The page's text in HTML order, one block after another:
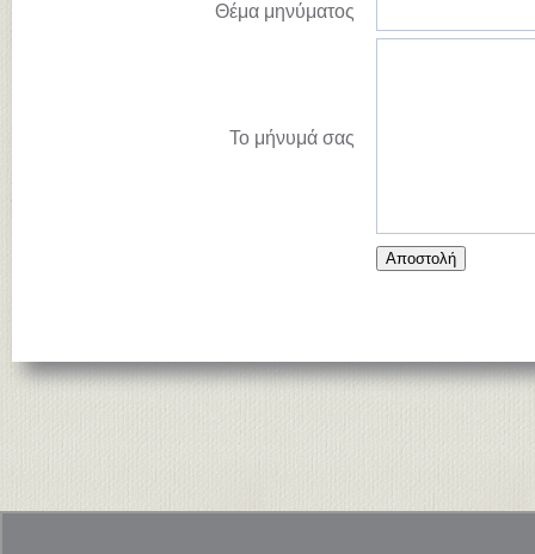
Θέμα μηνύματος
Το μήνυμά σας
Αποστολή